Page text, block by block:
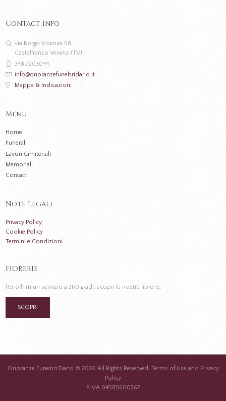
Contact Info
via Borgo Vicenza 58,
Castelfranco Veneto (TV)
348 7203044
info@onoranzefunebridario.it
Mappa & Indicazioni
Menu
Home
Funerali
Lavori Cimiteriali
Memoriali
Contatti
Note Legali
Privacy Policy
Cookie Policy
Termini e Condizioni
FIORERIE
Per offrirti un servizio a 360 gradi, scopri le nostre fiorerie.
SCOPRI
Onoranze Funebri Dario © 2020 All Rights Reserved. Terms of Use and Privacy
Policy
P.IVA 04585600267